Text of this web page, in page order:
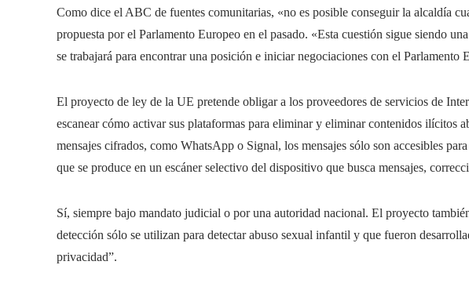
Como dice el ABC de fuentes comunitarias, «no es posible conseguir la alcaldía
propuesta por el Parlamento Europeo en el pasado. «Esta cuestión sigue siendo
se trabajará para encontrar una posición e iniciar negociaciones con el Parlamento
El proyecto de ley de la UE pretende obligar a los proveedores de servicios de
escanear cómo activar sus plataformas para eliminar y eliminar contenidos ilícitos
mensajes cifrados, como WhatsApp o Signal, los mensajes sólo son accesibles
que se produce en un escáner selectivo del dispositivo que busca mensajes,
Sí, siempre bajo mandato judicial o por una autoridad nacional. El proyecto
detección sólo se utilizan para detectar abuso sexual infantil y que fueron
privacidad”.